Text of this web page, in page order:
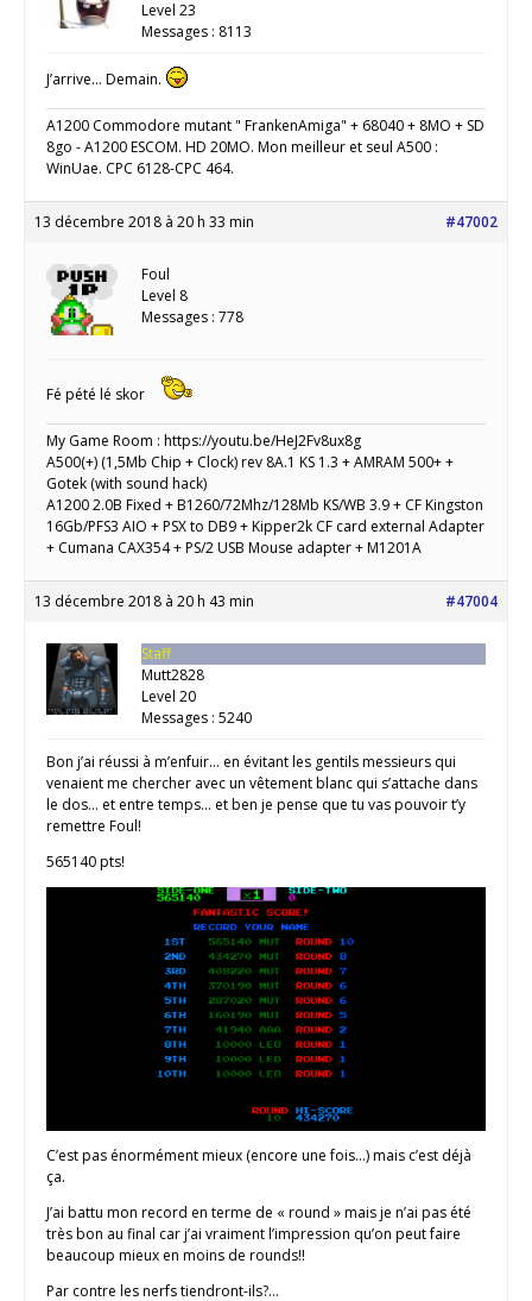
Level 23
Messages : 8113
J’arrive… Demain.
A1200 Commodore mutant " FrankenAmiga" + 68040 + 8MO + SD
8go - A1200 ESCOM. HD 20MO. Mon meilleur et seul A500 :
WinUae. CPC 6128-CPC 464.
13 décembre 2018 à 20 h 33 min #47002
Foul
Level 8
Messages : 778
Fé pété lé skor
My Game Room : https://youtu.be/HeJ2Fv8ux8g
A500(+) (1,5Mb Chip + Clock) rev 8A.1 KS 1.3 + AMRAM 500+ +
Gotek (with sound hack)
A1200 2.0B Fixed + B1260/72Mhz/128Mb KS/WB 3.9 + CF Kingston
16Gb/PFS3 AIO + PSX to DB9 + Kipper2k CF card external Adapter
+ Cumana CAX354 + PS/2 USB Mouse adapter + M1201A
13 décembre 2018 à 20 h 43 min #47004
Staff
Mutt2828
Level 20
Messages : 5240
Bon j’ai réussi à m’enfuir… en évitant les gentils messieurs qui
venaient me chercher avec un vêtement blanc qui s’attache dans
le dos… et entre temps… et ben je pense que tu vas pouvoir t’y
remettre Foul!
565140 pts!
C’est pas énormément mieux (encore une fois…) mais c’est déjà
ça.
J’ai battu mon record en terme de « round » mais je n’ai pas été
très bon au final car j’ai vraiment l’impression qu’on peut faire
beaucoup mieux en moins de rounds!!
Par contre les nerfs tiendront-ils?…